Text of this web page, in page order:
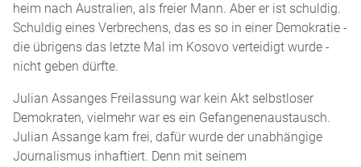
heim nach Australien, als freier Mann. Aber er ist schuldig.
Schuldig eines Verbrechens, das es so in einer Demokratie -
die übrigens das letzte Mal im Kosovo verteidigt wurde -
nicht geben dürfte.
Julian Assanges Freilassung war kein Akt selbstloser
Demokraten, vielmehr war es ein Gefangenenaustausch.
Julian Assange kam frei, dafür wurde der unabhängige
Journalismus inhaftiert. Denn mit seinem